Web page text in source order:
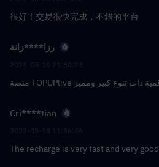
很好！交易很快完成，不錯的平台
رزا****زانة
Cri****tian
The recharge is very fast and very good